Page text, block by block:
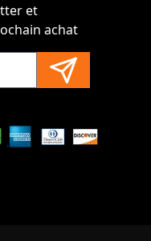
et
achat